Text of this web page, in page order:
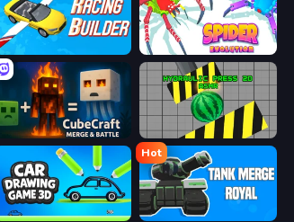
Racing Builder Spider Evolution: Runner Game
CubeCraft: Merge & Battle Hydraulic Press 2D ASMR
Car Drawing Game 3D
Hot
Tank Merge Royal